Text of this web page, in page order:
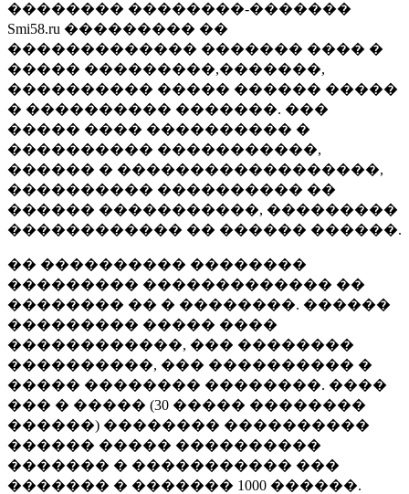
�������� ��������-�������
Smi58.ru ��������� ��
������������� ������� ���� �
����� ���������,�������,
���������� ����� ������ �����
� ���������� �������. ���
����� ���� ���������� �
���������� �����������,
������ � ������������������,
���������� ���������� ��
������ �����������, ���������
������������ �� ������ ������.
�� ���������� ��������
��������� ������������� ��
�������� �� � ��������. ������
��������� ����� ����
������������, ��� ��������
����������, ��� ���������� �
����� �������� ��������. ����
��� � ����� (30 ����� ��������
������) �������� ����������
������ ����� ����������
������� � ����������� ���
������� � ������� 1000 ������.